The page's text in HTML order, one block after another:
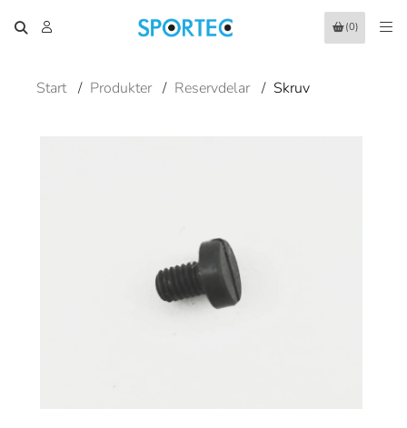
(0)
Start / Produkter / Reservdelar / Skruv